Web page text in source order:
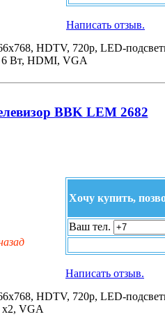
Написать отзыв.
HDTV, 720p, LED-
6 Вт, HDMI, VGA
BBK LEM 2682
Хочу купить,
Ваш тел.
Написать отзыв.
HDTV, 720p, LED-
x2, VGA